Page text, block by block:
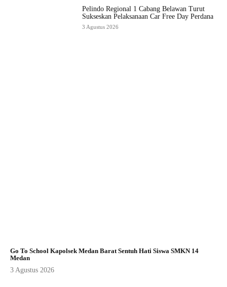
Pelindo Regional 1 Cabang Belawan Turut
Sukseskan Pelaksanaan Car Free Day Perdana
3 Agustus 2026
Go To School Kapolsek Medan Barat Sentuh Hati Siswa SMKN 14
Medan
3 Agustus 2026